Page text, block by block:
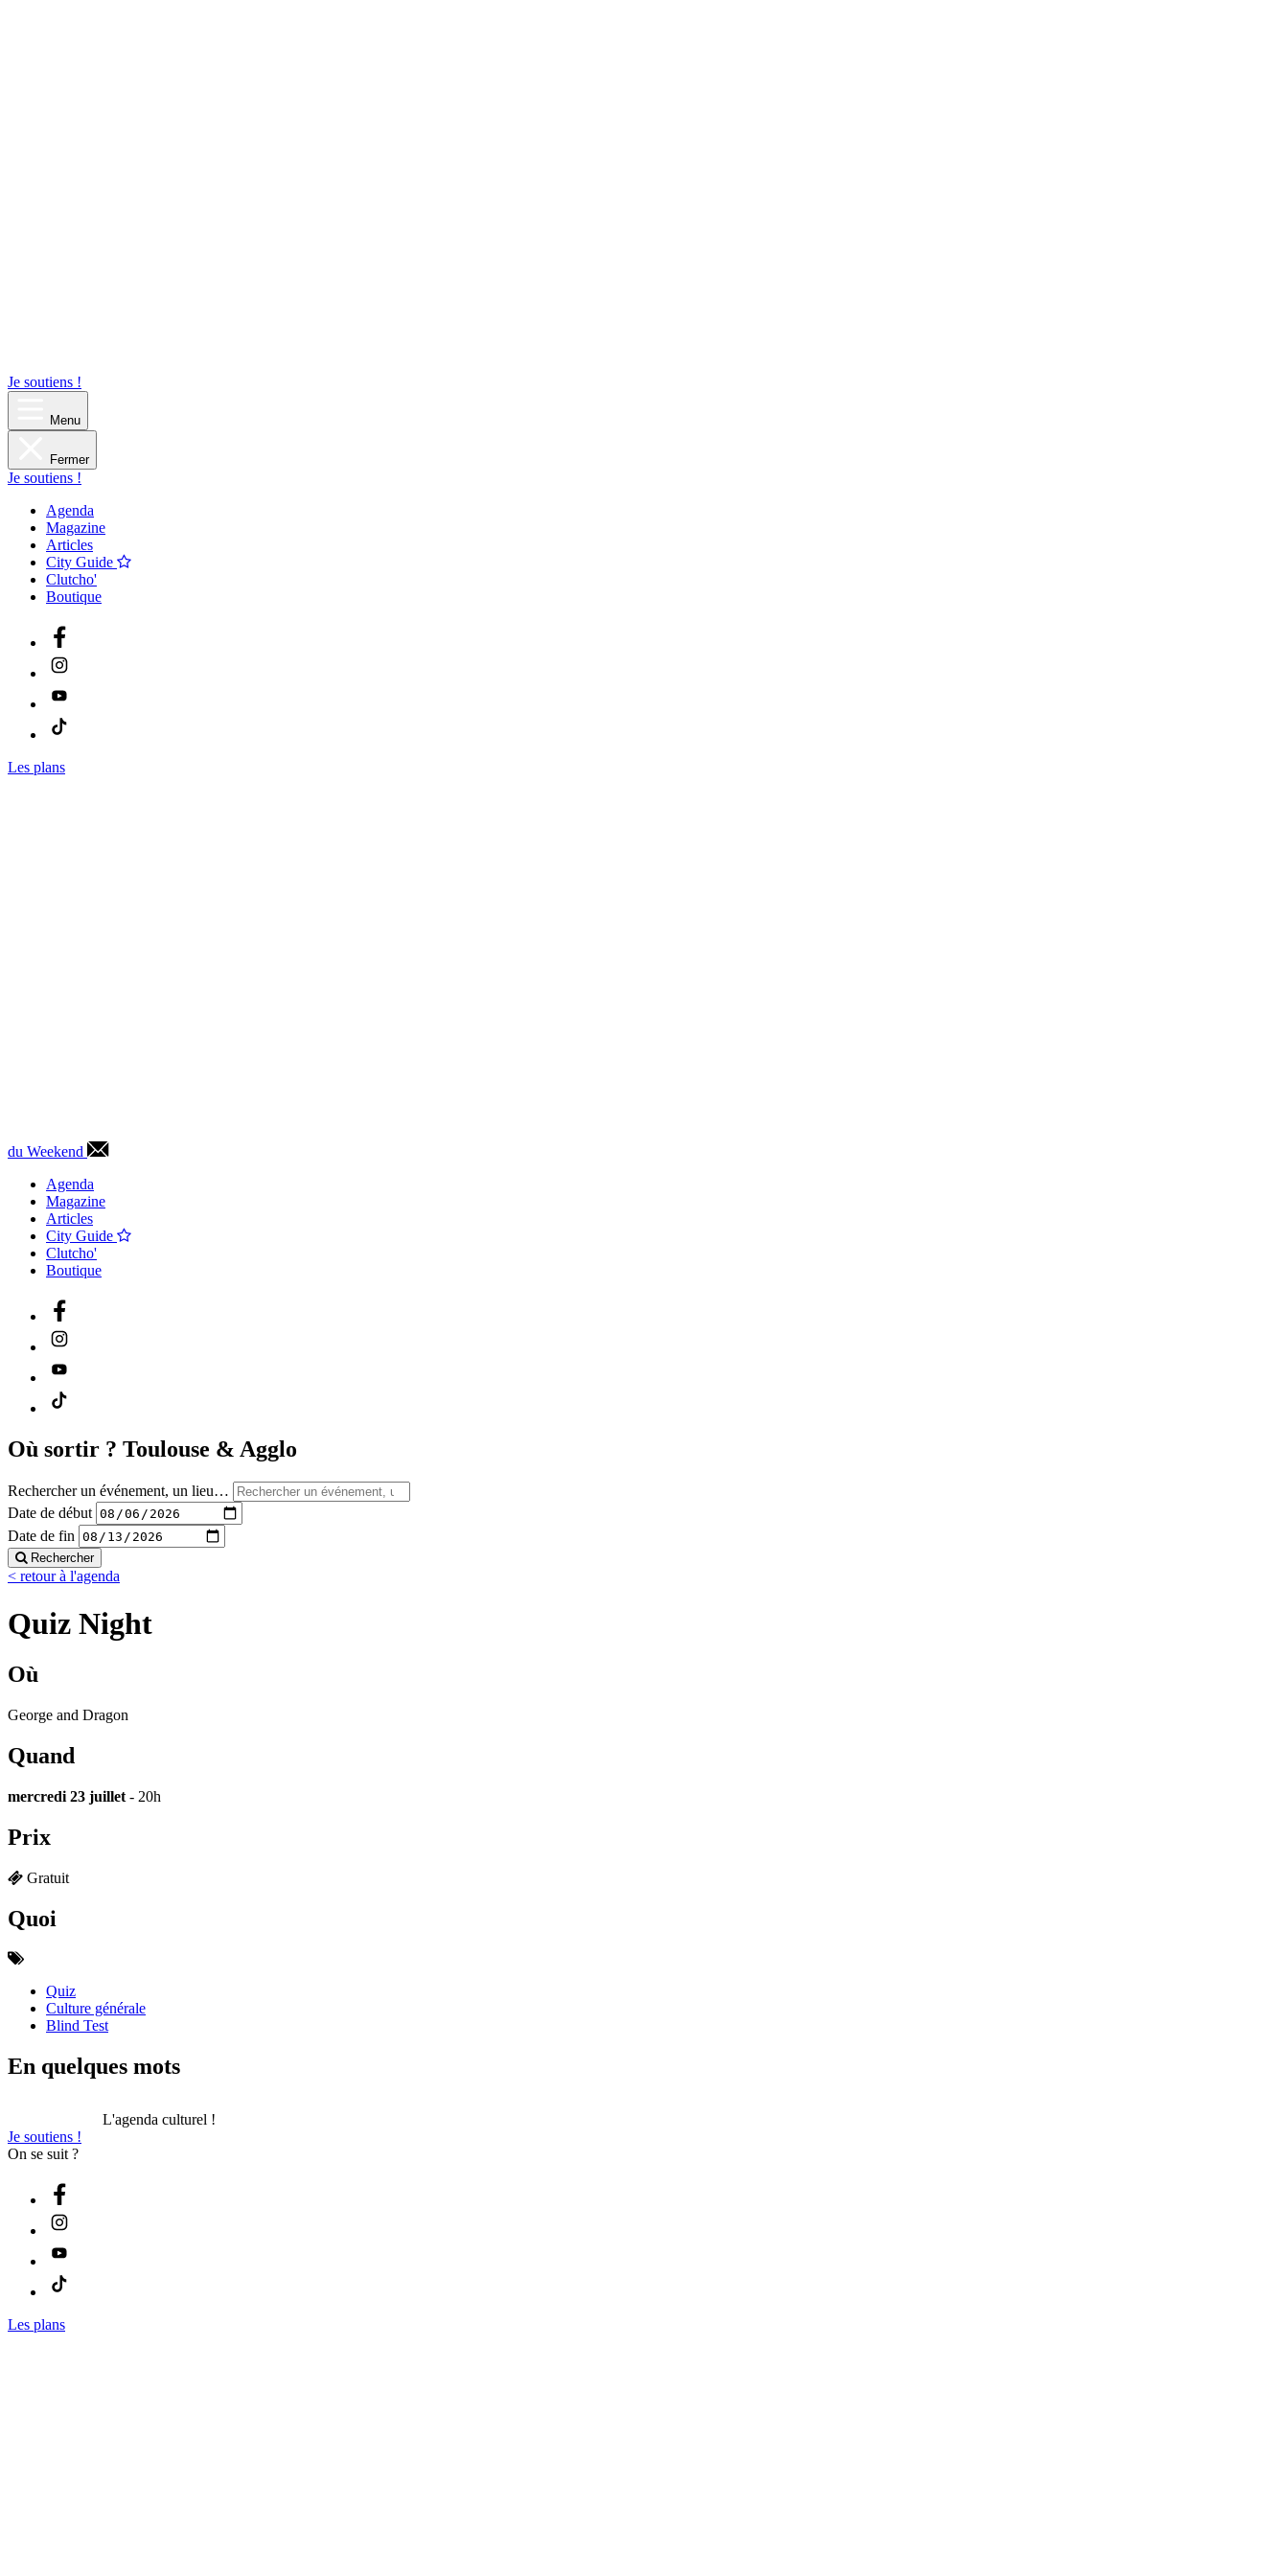
Je soutiens !
Menu
Fermer
Je soutiens !
Agenda
Magazine
Articles
City Guide
Clutcho'
Boutique
Les plans
du Weekend
Agenda
Magazine
Articles
City Guide
Clutcho'
Boutique
Où sortir ? Toulouse & Agglo
Rechercher un événement, un lieu…
Date de début
Date de fin
Rechercher
< retour à l'agenda
Quiz Night
Où
George and Dragon
Quand
mercredi 23 juillet - 20h
Prix
Gratuit
Quoi
Quiz
Culture générale
Blind Test
En quelques mots
L'agenda culturel !
Je soutiens !
On se suit ?
Les plans